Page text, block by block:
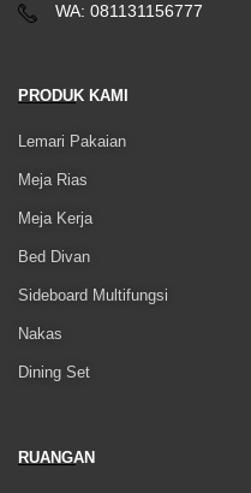
WA: 081131156777
PRODUK KAMI
Lemari Pakaian
Meja Rias
Meja Kerja
Bed Divan
Sideboard Multifungsi
Nakas
Dining Set
RUANGAN